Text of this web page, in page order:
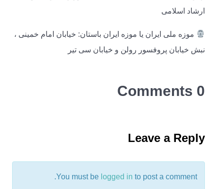
ارشاد اسلامی
موزه ملی ایران یا موزه ایران باستان: خیابان امام خمینی ،
نبش خیابان پروفسور رولن و خیابان سی تیر
0 Comments
Leave a Reply
You must be logged in to post a comment.